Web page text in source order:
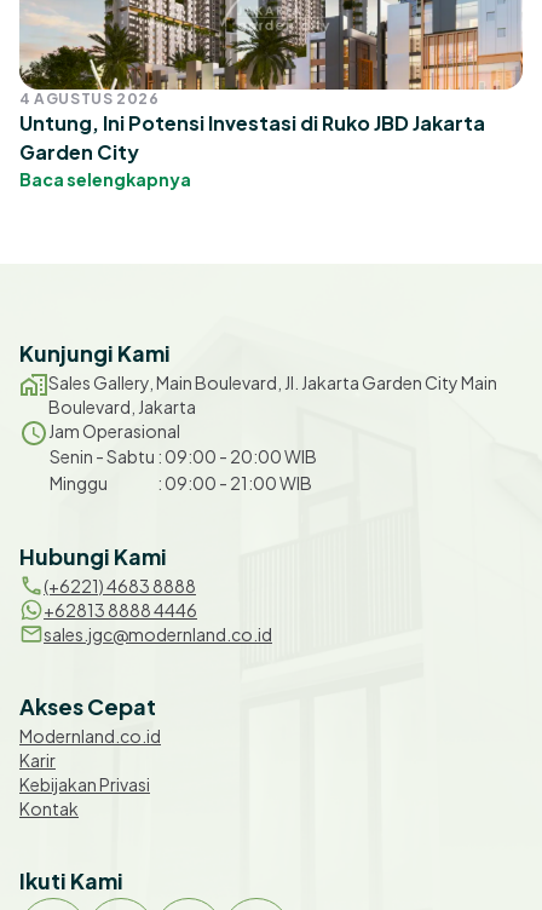
4 AGUSTUS 2026
Untung, Ini Potensi Investasi di Ruko JBD Jakarta
Garden City
Baca selengkapnya
Kunjungi Kami
Sales Gallery, Main Boulevard, Jl. Jakarta Garden City Main
Boulevard, Jakarta
Jam Operasional
Senin -Sabtu :09:00 - 20:00WIB
Minggu
:09:00 - 21:00WIB
Hubungi Kami
(+6221) 4683 8888
+62813 8888 4446
sales.jgc@modernland.co.id
Akses Cepat
Modernland.co.id
Karir
Kebijakan Privasi
Kontak
Ikuti Kami